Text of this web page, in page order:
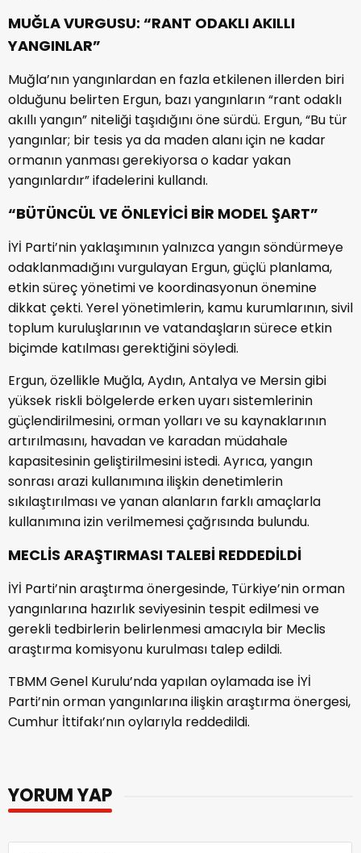
MUĞLA VURGUSU: “RANT ODAKLI AKILLI
YANGINLAR”
Muğla’nın yangınlardan en fazla etkilenen illerden biri
olduğunu belirten Ergun, bazı yangınların “rant odaklı
akıllı yangın” niteliği taşıdığını öne sürdü. Ergun, “Bu tür
yangınlar; bir tesis ya da maden alanı için ne kadar
ormanın yanması gerekiyorsa o kadar yakan
yangınlardır” ifadelerini kullandı.
“BÜTÜNCÜL VE ÖNLEYİCİ BİR MODEL ŞART”
İYİ Parti’nin yaklaşımının yalnızca yangın söndürmeye
odaklanmadığını vurgulayan Ergun, güçlü planlama,
etkin süreç yönetimi ve koordinasyonun önemine
dikkat çekti. Yerel yönetimlerin, kamu kurumlarının, sivil
toplum kuruluşlarının ve vatandaşların sürece etkin
biçimde katılması gerektiğini söyledi.
Ergun, özellikle Muğla, Aydın, Antalya ve Mersin gibi
yüksek riskli bölgelerde erken uyarı sistemlerinin
güçlendirilmesini, orman yolları ve su kaynaklarının
artırılmasını, havadan ve karadan müdahale
kapasitesinin geliştirilmesini istedi. Ayrıca, yangın
sonrası arazi kullanımına ilişkin denetimlerin
sıkılaştırılması ve yanan alanların farklı amaçlarla
kullanımına izin verilmemesi çağrısında bulundu.
MECLİS ARAŞTIRMASI TALEBİ REDDEDİLDİ
İYİ Parti’nin araştırma önergesinde, Türkiye’nin orman
yangınlarına hazırlık seviyesinin tespit edilmesi ve
gerekli tedbirlerin belirlenmesi amacıyla bir Meclis
araştırma komisyonu kurulması talep edildi.
TBMM Genel Kurulu’nda yapılan oylamada ise İYİ
Parti’nin orman yangınlarına ilişkin araştırma önergesi,
Cumhur İttifakı’nın oylarıyla reddedildi.
YORUM YAP